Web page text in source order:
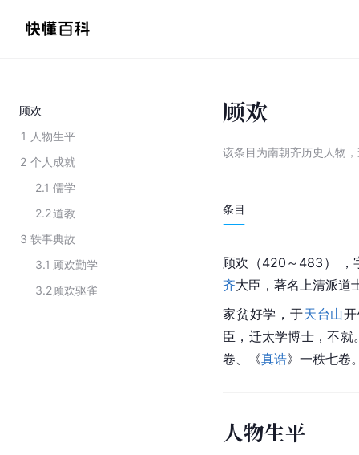
顾欢
1 人物生平
2 个人成就
2.1 儒学
2.2道教
3 轶事典故
3.1 顾欢勤学
3.2顾欢驱雀
顾欢
该条目为南朝齐历史人物 ，
条目
顾欢（420～483） ，
齐大臣，著名上清派道
家贫好学，于天台山
臣，迁太学博士，不就
卷、《真诰》一秩七卷
人物生平